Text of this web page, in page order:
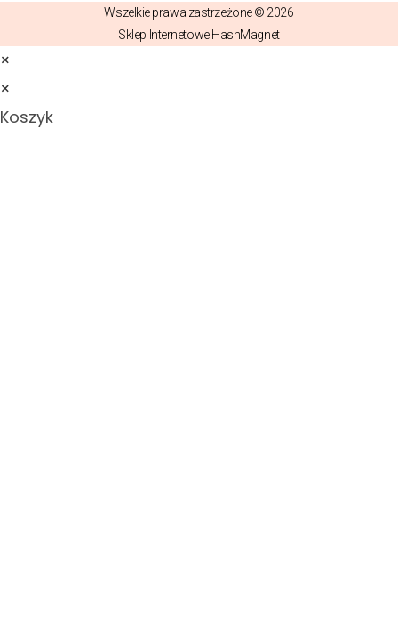
Wszelkie prawa zastrzeżone © 2026
Sklep Internetowe HashMagnet
×
×
Koszyk